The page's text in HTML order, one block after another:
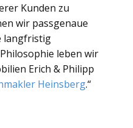
Kunden zu
wir passgenaue
langfristig
leben wir
Erich & Philipp
Heinsberg.“